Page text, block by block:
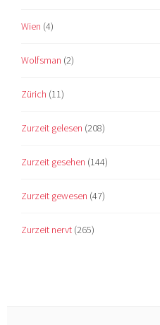
Wien (4)
Wolfsman (2)
Zürich (11)
Zurzeit gelesen (208)
Zurzeit gesehen (144)
Zurzeit gewesen (47)
Zurzeit nervt (265)